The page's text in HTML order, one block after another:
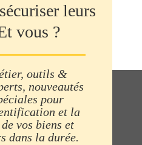
leurs
vous ?
outils &
nouveautés
pour
et la
vos biens et
dans la durée.